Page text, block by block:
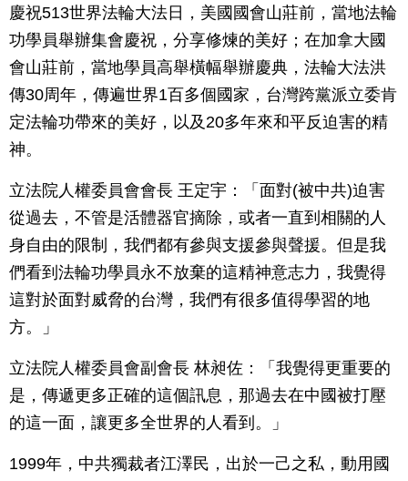
慶祝513世界法輪大法日，美國國會山莊前，當地法輪
功學員舉辦集會慶祝，分享修煉的美好；在加拿大國
會山莊前，當地學員高舉橫幅舉辦慶典，法輪大法洪
傳30周年，傳遍世界1百多個國家，台灣跨黨派立委肯
定法輪功帶來的美好，以及20多年來和平反迫害的精
神。
立法院人權委員會會長 王定宇：「面對(被中共)迫害
從過去，不管是活體器官摘除，或者一直到相關的人
身自由的限制，我們都有參與支援參與聲援。但是我
們看到法輪功學員永不放棄的這精神意志力，我覺得
這對於面對威脅的台灣，我們有很多值得學習的地
方。」
立法院人權委員會副會長 林昶佐：「我覺得更重要的
是，傳遞更多正確的這個訊息，那過去在中國被打壓
的這一面，讓更多全世界的人看到。」
1999年，中共獨裁者江澤民，出於一己之私，動用國